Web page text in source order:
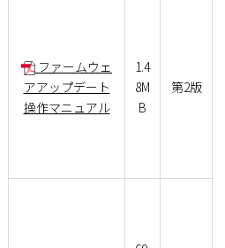
ファームウェ
アアップデート
操作マニュアル
1.4
8M
B
第2版